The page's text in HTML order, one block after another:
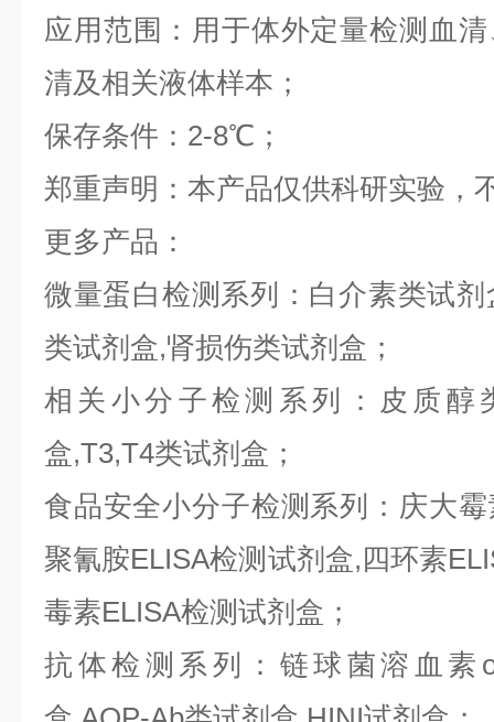
应用范围：用于体外定量检测血
清及相关液体样本；
保存条件：2-8℃；
郑重声明：本产品仅供科研实验，
更多产品：
微量蛋白检测系列：白介素类试
类试剂盒,肾损伤类试剂盒；
相关小分子检测系列：皮质醇
盒,T3,T4类试剂盒；
食品安全小分子检测系列：庆大
聚氰胺ELISA检测试剂盒,四环素
毒素ELISA检测试剂盒；
抗体检测系列：链球菌溶血素